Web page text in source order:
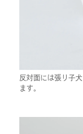
反対面には張り
ます。